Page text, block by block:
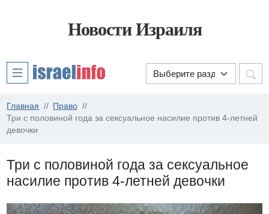
Новости Израиля
Главная
Право
Три с половиной года за сексуальное насилие против 4-летней
девочки
Три с половиной года за сексуальное
насилие против 4-летней девочки